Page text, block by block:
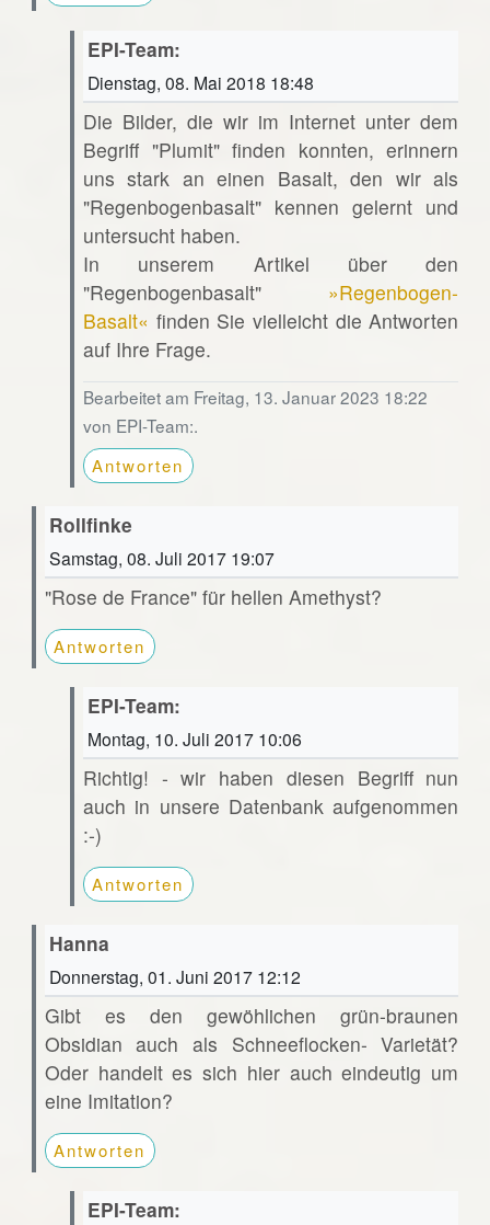
EPI-Team:
Dienstag, 08. Mai 2018 18:48
Die Bilder, die wir im Internet unter dem
Begriff "Plumit" finden konnten, erinnern
uns stark an einen Basalt, den wir als
"Regenbogenbasalt" kennen gelernt und
untersucht haben.
In unserem Artikel über den
"Regenbogenbasalt" »Regenbogen-
Basalt« finden Sie vielleicht die Antworten
auf Ihre Frage.
Bearbeitet am Freitag, 13. Januar 2023 18:22
von EPI-Team:.
Antworten
Rollfinke
Samstag, 08. Juli 2017 19:07
"Rose de France" für hellen Amethyst?
Antworten
EPI-Team:
Montag, 10. Juli 2017 10:06
Richtig! - wir haben diesen Begriff nun
auch in unsere Datenbank aufgenommen
:-)
Antworten
Hanna
Donnerstag, 01. Juni 2017 12:12
Gibt es den gewöhlichen grün-braunen
Obsidian auch als Schneeflocken- Varietät?
Oder handelt es sich hier auch eindeutig um
eine Imitation?
Antworten
EPI-Team: